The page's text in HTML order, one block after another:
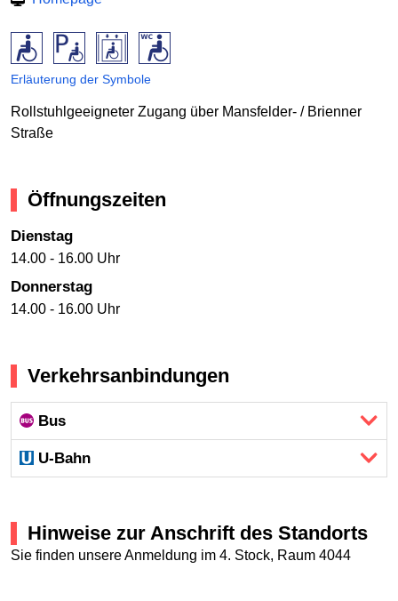
Erläuterung der Symbole
Rollstuhlgeeigneter Zugang über Mansfelder- / Brienner
Straße
Öffnungszeiten
Dienstag
14.00 - 16.00 Uhr
Donnerstag
14.00 - 16.00 Uhr
Verkehrsanbindungen
Bus
U-Bahn
Hinweise zur Anschrift des Standorts
Sie finden unsere Anmeldung im 4. Stock, Raum 4044